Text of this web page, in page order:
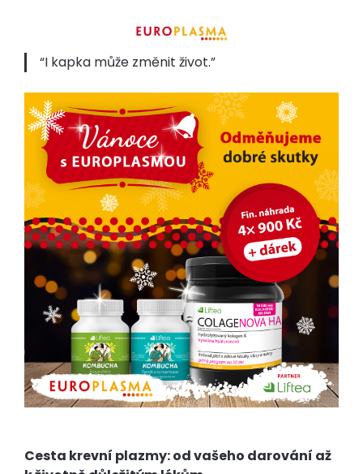
I kapka může změnit život.
Cesta krevní plazmy: od vašeho darování až